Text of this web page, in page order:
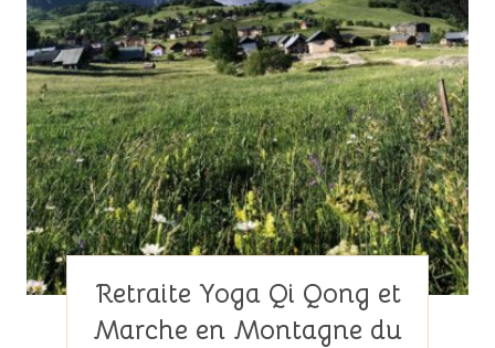
Retraite Yoga Qi Qong et
Marche en Montagne du